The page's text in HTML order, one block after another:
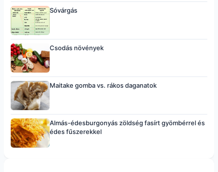
Sóvárgás
Csodás növények
Maitake gomba vs. rákos daganatok
Almás-édesburgonyás zöldség fasírt gyömbérrel és
édes fűszerekkel